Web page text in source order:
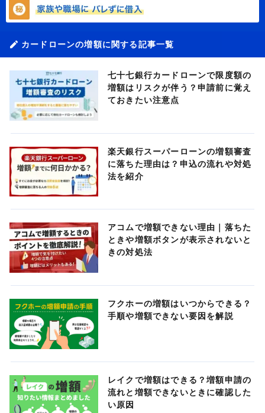
カードローンの増額に関する記事一覧
七十七銀行カードローンで限度額の
増額はリスクが伴う？申請前に覚え
ておきたい注意点
楽天銀行スーパーローンの増額審査
に落ちた理由は？申込の流れや対処
法を紹介
アコムで増額できない理由｜落ちた
ときや増額ボタンが表示されないと
きの対処法
フクホーの増額はいつからできる？
手順や増額できない要因を解説
レイクで増額はできる？増額申請の
流れと増額できないときに確認した
い原因